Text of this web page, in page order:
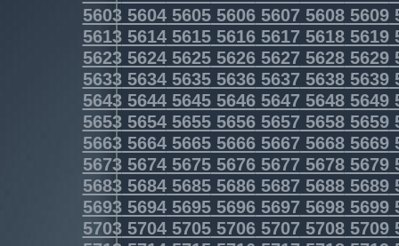
5603560456055606560756085609
5613561456155616561756185619
5623562456255626562756285629
5633563456355636563756385639
5643564456455646564756485649
5653565456555656565756585659
5663566456655666566756685669
5673567456755676567756785679
5683568456855686568756885689
5693569456955696569756985699
5703570457055706570757085709